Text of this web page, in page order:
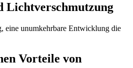
Lichtverschmutzung
eine unumkehrbare Entwicklung die
Vorteile von